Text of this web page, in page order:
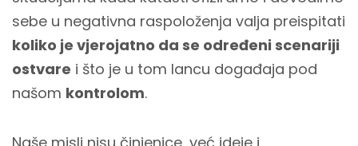
sebe u negativna raspoloženja valja preispitati
koliko je vjerojatno da se određeni scenariji
ostvare i što je u tom lancu događaja pod
našom kontrolom.